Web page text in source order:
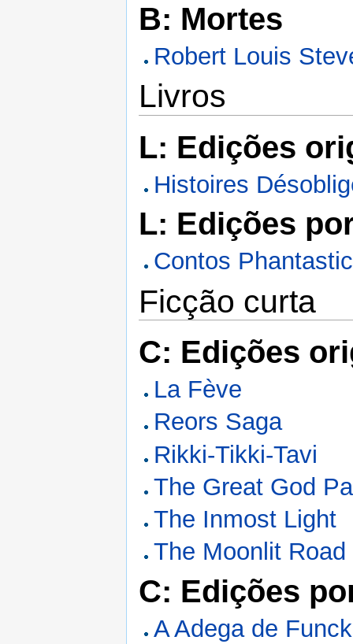
B: Mortes
Robert Louis
Livros
L: Edições
Histoires
L: Edições
Contos
Ficção curta
C: Edições
La Fève
Reors Saga
Rikki-Tikki-Tavi
The Great God
The Inmost Light
The Moonlit Road
C: Edições
A Adega de Funck